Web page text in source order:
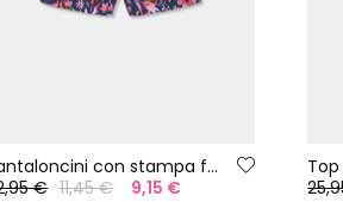
Pantaloncini con stampa floreale
€ 11,45 € 9,15 €